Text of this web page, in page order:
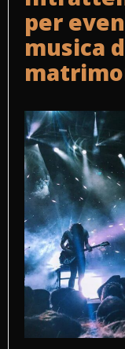
per
musica